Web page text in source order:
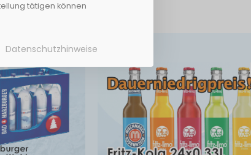
tätigen können
Datenschutzhinweise